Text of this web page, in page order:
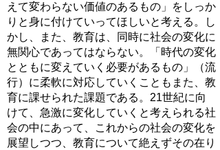
えて変わらない価値のあるもの」をしっか
りと身に付けていってほしいと考える。し
かし、また、教育は、同時に社会の変化に
無関心であってはならない。「時代の変化
とともに変えていく必要があるもの」（流
行）に柔軟に対応していくこともまた、教
育に課せられた課題である。21世紀に向
けて、急激に変化していくと考えられる社
会の中にあって、これからの社会の変化を
展望しつつ、教育について絶えずその在り